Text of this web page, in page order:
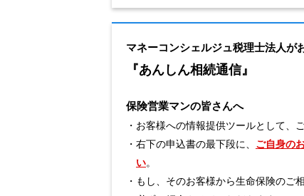
マネーコンシェルジュ税理士法人が
『あんしん相続通信』
保険営業マンの皆さんへ
・ お客様への情報提供ツールとして、
・ 右下の申込書の最下段に、 ご自身の
い。
・ もし、そのお客様から生命保険のご